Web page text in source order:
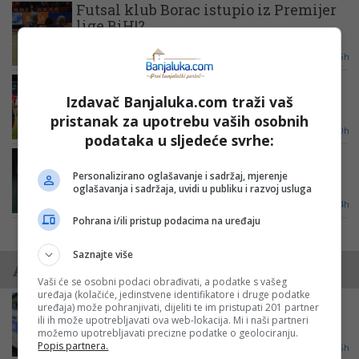
Futsal klub Borac istupio iz Premijer
lige BiH!?
7. 8. 2026 u 19:45h
Borac u Mađarskoj obilježava jubilej:
Revanš sa ML Vitebskom biće 50.
nastup crveno-plavih u Evropi!
7. 8. 2026 u 18:00h
pobuna
7. 8. 2026 u 10:34h
Više vijesti
AKTUELNO
Saobraćajka kod Brčkog: U nesreći
povrijeđen motociklista
9. 8. 2026 u 11:46h
Izdavač Banjaluka.com traži vaš
pristanak za upotrebu vaših osobnih
podataka u sljedeće svrhe:
Personalizirano oglašavanje i sadržaj, mjerenje
oglašavanja i sadržaja, uvidi u publiku i razvoj usluga
Pohrana i/ili pristup podacima na uređaju
Saznajte više
Vaši će se osobni podaci obrađivati, a podatke s vašeg
uređaja (kolačiće, jedinstvene identifikatore i druge podatke
uređaja) može pohranjivati, dijeliti te im pristupati 201 partner
ili ih može upotrebljavati ova web-lokacija. Mi i naši partneri
možemo upotrebljavati precizne podatke o geolociranju.
Popis partnera.